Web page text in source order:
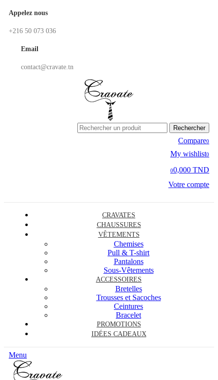
Appelez nous
+216 50 073 036
Email
contact@cravate.tn
Rechercher
Compare0
My wishlist0
00,000 TND
Votre compte
CRAVATES
CHAUSSURES
VÊTEMENTS
Chemises
Pull & T-shirt
Pantalons
Sous-Vêtements
ACCESSOIRES
Bretelles
Trousses et Sacoches
Ceintures
Bracelet
PROMOTIONS
IDÉES CADEAUX
Menu